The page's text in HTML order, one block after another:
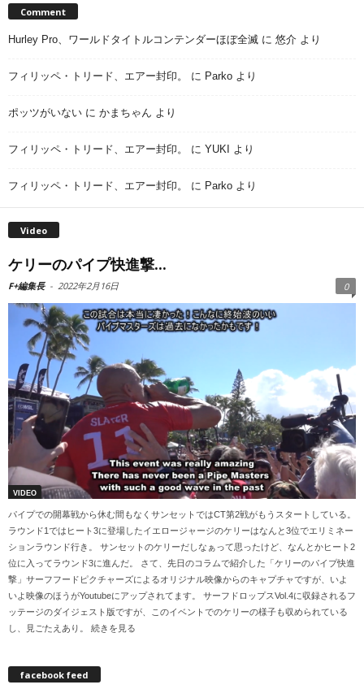
Comment
Hurley Pro、ワールドタイトルコンテンダーほぼ全滅 に 悠介 より
フィリッペ・トリード、エアー封印。 に Parko より
ポッツがいない に かまちゃん より
フィリッペ・トリード、エアー封印。 に YUKI より
フィリッペ・トリード、エアー封印。 に Parko より
Video
ケリーのパイプ快進撃...
F+編集長 - 2022年2月16日 0
VIDEO
パイプでの開幕戦から休む間もなくサンセットではCT第2戦がもうスタートしている。
ラウンド1ではヒート3に登場したイエロージャージのケリーはなんと3位でエリミネー
ションラウンド行き。 サンセットのケリーだしなぁって思ったけど、なんとかヒート2
位に入ってラウンド3に進んだ。 さて、先日のコラムで紹介した「ケリーのパイプ快進
撃」サーフフードピクチャーズによるオリジナル映像からのキャプチャですが、いよ
いよ映像のほうがYoutubeにアップされてます。 サーフドロップスVol.4に収録されるフ
ッテージのダイジェスト版ですが、このイベントでのケリーの様子も収められている
し、見ごたえあり。 続きを見る
facebook feed